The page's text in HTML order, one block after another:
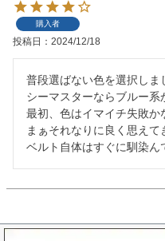
購入者
投稿日 2024/12/18
普段選ばない色を選択しま
シーマスターならブルー系
最初、色はイマイチ失敗
まぁそれなりに良く思えて
ベルト自体はすぐに馴染ん